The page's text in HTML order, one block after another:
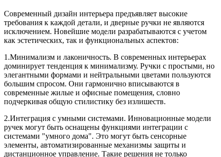
Современный дизайн интерьера предъявляет высокие
требования к каждой детали, и дверные ручки не являются
исключением. Новейшие модели разрабатываются с учетом
как эстетических, так и функциональных аспектов:
1.Минимализм и лаконичность. В современных интерьерах
доминирует тенденция к минимализму. Ручки с простыми, но
элегантными формами и нейтральными цветами пользуются
большим спросом. Они гармонично вписываются в
современные жилые и офисные помещения, словно
подчеркивая общую стилистику без излишеств.
2.Интеграция с умными системами. Инновационные модели
ручек могут быть оснащены функциями интеграции с
системами "умного дома". Это могут быть сенсорные
элементы, автоматизированные механизмы защиты и
дистанционное управление. Такие решения не только